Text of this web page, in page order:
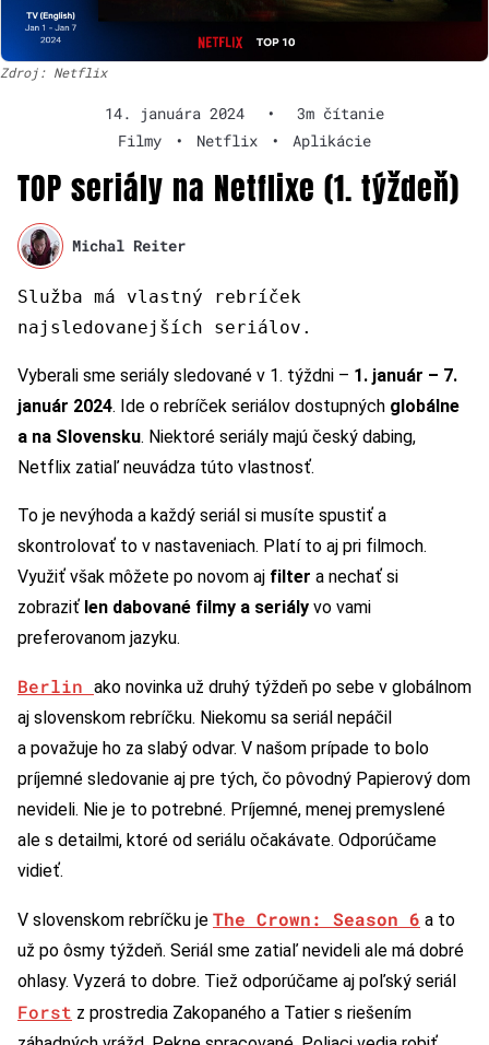
Zdroj: Netflix
14. januára 2024 •
3m čítanie
Filmy
• Netflix • Aplikácie
TOP seriály na Netflixe (1. týždeň)
Michal Reiter
Služba má vlastný rebríček
najsledovanejších seriálov.
Vyberali sme seriály sledované v 1. týždni – 1. január – 7.
január 2024. Ide o rebríček seriálov dostupných globálne
a na Slovensku. Niektoré seriály majú český dabing,
Netflix zatiaľ neuvádza túto vlastnosť.
To je nevýhoda a každý seriál si musíte spustiť a
skontrolovať to v nastaveniach. Platí to aj pri filmoch.
Využiť však môžete po novom aj filter a nechať si
zobraziť len dabované filmy a seriály vo vami
preferovanom jazyku.
Berlin ako novinka už druhý týždeň po sebe v globálnom
aj slovenskom rebríčku. Niekomu sa seriál nepáčil
a považuje ho za slabý odvar. V našom prípade to bolo
príjemné sledovanie aj pre tých, čo pôvodný Papierový dom
nevideli. Nie je to potrebné. Príjemné, menej premyslené
ale s detailmi, ktoré od seriálu očakávate. Odporúčame
vidieť.
V slovenskom rebríčku je The Crown: Season 6 a to
už po ôsmy týždeň. Seriál sme zatiaľ nevideli ale má dobré
ohlasy. Vyzerá to dobre. Tiež odporúčame aj poľský seriál
Forst z prostredia Zakopaného a Tatier s riešením